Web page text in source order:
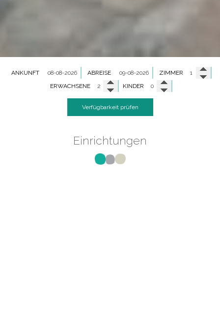
ANKUNFT ABREISE
ZIMMER
ERWACHSENE
KINDER
Verfügbarkeit prüfen
Einrichtungen